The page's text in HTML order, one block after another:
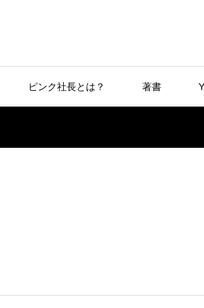
ピンク社長とは？ 著書